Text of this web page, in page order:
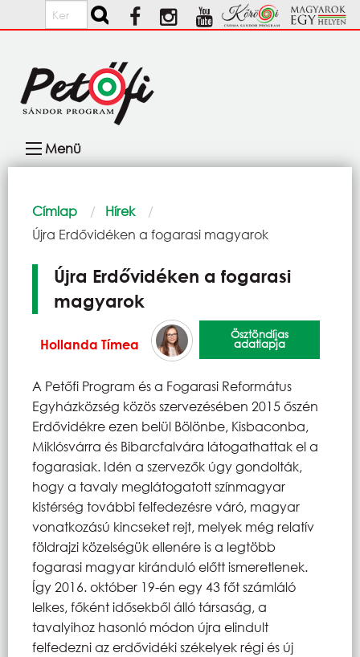
Ugrás a tartalomra
Keresés
navigáció
Menü
Morzsa
Címlap
Hírek
Current:
Újra Erdővidéken a fogarasi magyarok
Újra Erdővidéken a fogarasi
magyarok
Hollanda Tímea
Ösztöndíjas
adatlapja
A Petőfi Program és a Fogarasi Református
Egyházközség közös szervezésében 2015 őszén
Erdővidékre ezen belül Bölönbe, Kisbaconba,
Miklósvárra és Bibarcfalvára látogathattak el a
fogarasiak. Idén a szervezők úgy gondolták,
hogy a tavaly meglátogatott színmagyar
kistérség további felfedezésre váró, magyar
vonatkozású kincseket rejt, melyek még relatív
földrajzi közelségük ellenére is a legtöbb
fogarasi magyar kiránduló előtt ismeretlenek.
Így 2016. október 19-én egy 43 főt számláló
lelkes, főként idősekből álló társaság, a
tavalyihoz hasonló módon újra elindult
felfedezni az erdővidéki székelyek régi és új